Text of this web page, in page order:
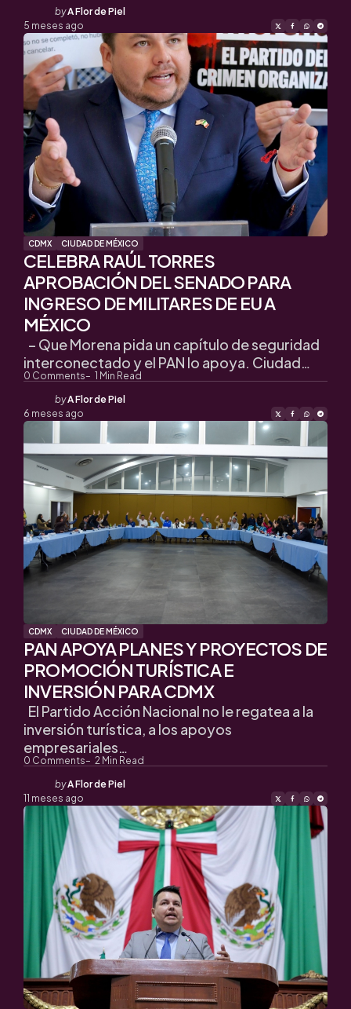
Posted
by
byA Flor de Piel
5 meses ago
CDMX CIUDAD DE MÉXICO
CELEBRA RAÚL TORRES
APROBACIÓN DEL SENADO PARA
INGRESO DE MILITARES DE EU A
MÉXICO
0 Comments 1 Min Read
– Que Morena pida un capítulo de seguridad
interconectado y el PAN lo apoya. Ciudad…
Posted
by
byA Flor de Piel
6 meses ago
CDMX CIUDAD DE MÉXICO
PAN APOYA PLANES Y PROYECTOS DE
PROMOCIÓN TURÍSTICA E
INVERSIÓN PARA CDMX
0 Comments 2 Min Read
El Partido Acción Nacional no le regatea a la
inversión turística, a los apoyos
empresariales…
Posted
by
byA Flor de Piel
11 meses ago